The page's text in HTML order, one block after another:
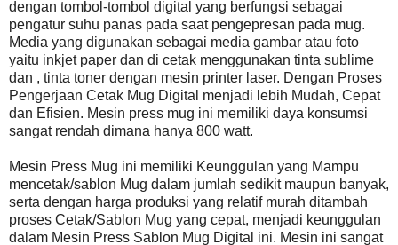
dengan tombol-tombol digital yang berfungsi sebagai
pengatur suhu panas pada saat pengepresan pada mug.
Media yang digunakan sebagai media gambar atau foto
yaitu inkjet paper dan di cetak menggunakan tinta sublime
dan , tinta toner dengan mesin printer laser. Dengan Proses
Pengerjaan Cetak Mug Digital menjadi lebih Mudah, Cepat
dan Efisien. Mesin press mug ini memiliki daya konsumsi
sangat rendah dimana hanya 800 watt.
Mesin Press Mug ini memiliki Keunggulan yang Mampu
mencetak/sablon Mug dalam jumlah sedikit maupun banyak,
serta dengan harga produksi yang relatif murah ditambah
proses Cetak/Sablon Mug yang cepat, menjadi keunggulan
dalam Mesin Press Sablon Mug Digital ini. Mesin ini sangat